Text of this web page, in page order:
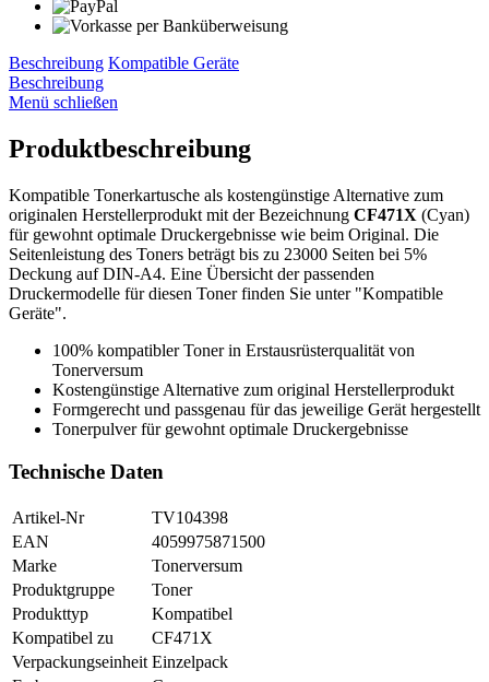
Beschreibung Kompatible Geräte
Beschreibung
Menü schließen
Produktbeschreibung
Kompatible Tonerkartusche als kostengünstige Alternative zum
originalen Herstellerprodukt mit der Bezeichnung CF471X (Cyan)
für gewohnt optimale Druckergebnisse wie beim Original. Die
Seitenleistung des Toners beträgt bis zu 23000 Seiten bei 5%
Deckung auf DIN-A4. Eine Übersicht der passenden
Druckermodelle für diesen Toner finden Sie unter "Kompatible
Geräte".
100% kompatibler Toner in Erstausrüsterqualität von
Tonerversum
Kostengünstige Alternative zum original Herstellerprodukt
Formgerecht und passgenau für das jeweilige Gerät hergestellt
Tonerpulver für gewohnt optimale Druckergebnisse
Technische Daten
Artikel-Nr
TV104398
EAN
4059975871500
Marke
Tonerversum
Produktgruppe
Toner
Produkttyp
Kompatibel
Kompatibel zu
CF471X
Verpackungseinheit Einzelpack